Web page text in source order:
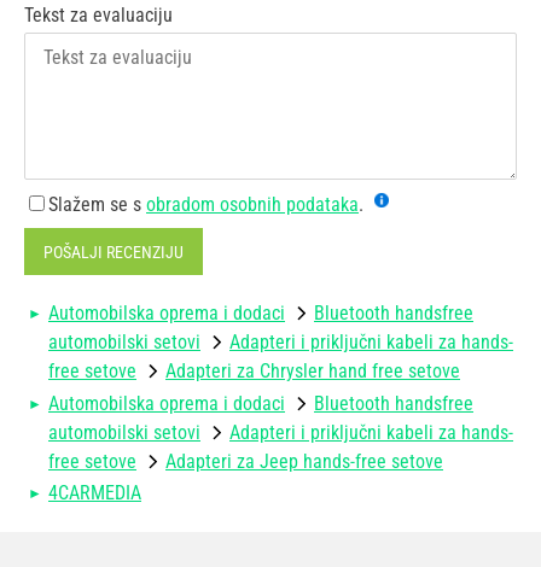
Tekst za evaluaciju
Slažem se s obradom osobnih podataka.
POŠALJI RECENZIJU
Automobilska oprema i dodaci
Bluetooth handsfree
automobilski setovi
Adapteri i priključni kabeli za hands-
free setove
Adapteri za Chrysler hand free setove
Automobilska oprema i dodaci
Bluetooth handsfree
automobilski setovi
Adapteri i priključni kabeli za hands-
free setove
Adapteri za Jeep hands-free setove
4CARMEDIA